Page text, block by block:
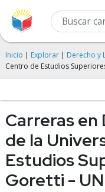
Inicio | Explorar | Derecho y
Centro de Estudios
Carreras en
de la
Estudios
Goretti -